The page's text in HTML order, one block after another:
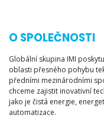
O SPOLEČNOSTI
Globální skupina IMI
oblasti přesného pohybu
předními mezinárodními
chceme zajistit inovativní
jako je čistá energie,
automatizace.